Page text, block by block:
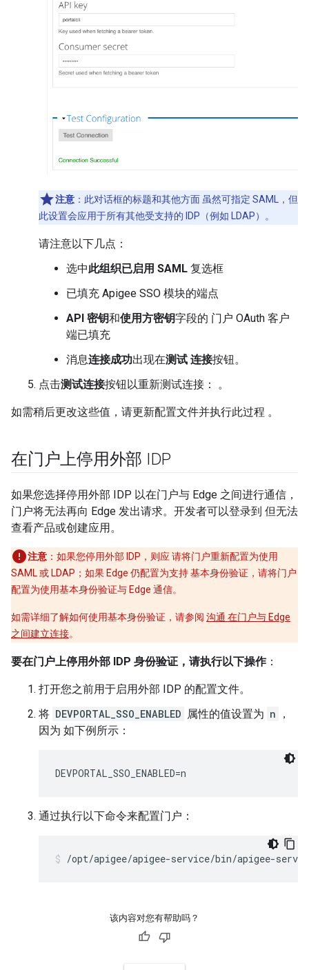
注意 ：此对话框的标题和其他方面 虽然可指定 SAML，但
此设置会应用于所有其他受支持的 IDP（例如 LDAP）。
请注意以下几点：
选中此组织已启用 SAML 复选框
已填充 Apigee SSO 模块的端点
API 密钥和使用方密钥字段的 门户 OAuth 客户
端已填充
消息连接成功出现在测试 连接按钮。
点击测试连接按钮以重新测试连接： 。
如需稍后更改这些值，请更新配置文件并执行此过程 。
在门户上停用外部 IDP
如果您选择停用外部 IDP 以在门户与 Edge 之间进行通信，
门户将无法再向 Edge 发出请求。开发者可以登录到 但无法
查看产品或创建应用。
注意 ：如果您停用外部 IDP，则应 请将门户重新配置为使用
SAML 或 LDAP；如果 Edge 仍配置为支持 基本身份验证，请将门户
配置为使用基本身份验证与 Edge 通信。
如需详细了解如何使用基本身份验证，请参阅 沟通 在门户与 Edge
之间建立连接。
要在门户上停用外部 IDP 身份验证，请执行以下操作：
打开您之前用于启用外部 IDP 的配置文件。
将 DEVPORTAL_SSO_ENABLED 属性的值设置为 n
，
因为 如下例所示：
DEVPORTAL_SSO_ENABLED=n
通过执行以下命令来配置门户：
/opt/apigee/apigee-service/bin/apigee-
该内容对您有帮助吗？